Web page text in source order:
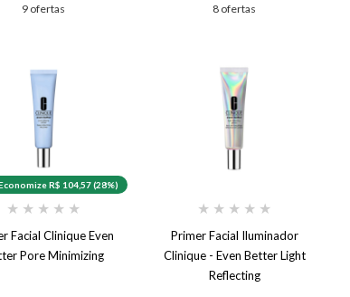
9 ofertas 8 ofertas
R$ 104,57 (28%)
★ ★ ★ ★ ★
Facial Clinique Even
Pore Minimizing
★ ★ ★ ★ ★
Primer Facial Iluminador
Clinique - Even Better Light
Reflecting